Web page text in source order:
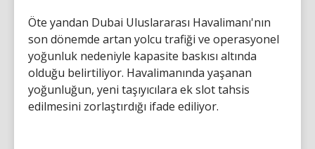
Öte yandan Dubai Uluslararası Havalimanı'nın
son dönemde artan yolcu trafiği ve operasyonel
yoğunluk nedeniyle kapasite baskısı altında
olduğu belirtiliyor. Havalimanında yaşanan
yoğunluğun, yeni taşıyıcılara ek slot tahsis
edilmesini zorlaştırdığı ifade ediliyor.